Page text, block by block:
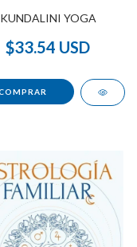
KUNDALINI YOGA
$33.54 USD